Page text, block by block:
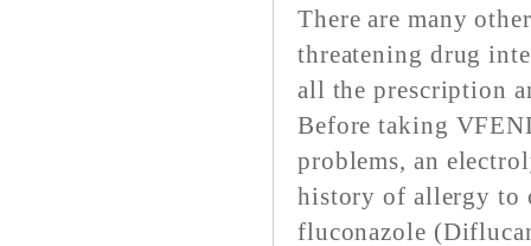
There are many
threatening drug
all the prescription
Before taking
problems, an
history of allergy to
fluconazole